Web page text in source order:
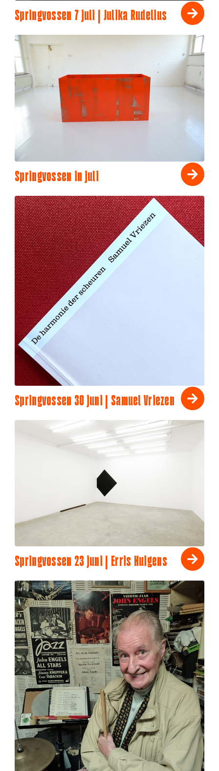
Springvossen 7 juli | Julika Rudelius
Springvossen in juli
Springvossen 30 juni | Samuel Vriezen
Springvossen 23 juni | Erris Huigens